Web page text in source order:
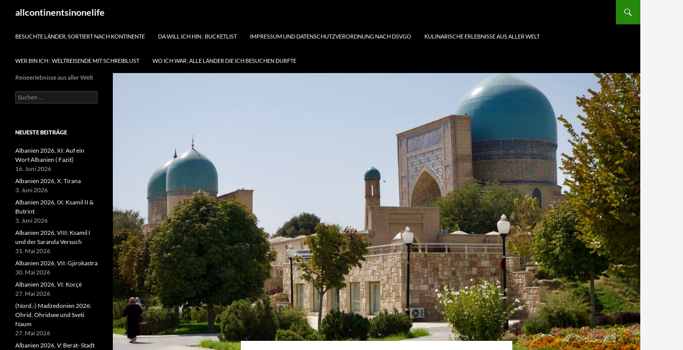
Inhaltallcontinentsinonelife
BESUCHTE LÄNDER, SORTIERT NACH KONTINENTE DA WILL ICH HIN : BUCKETLIST IMPRESSUM UND DATENSCHUTZVERORDNUNG NACH DSVGO KULINARISCHE ERLEBNISSE AUS ALLER WELT
WER BIN ICH : WELTREISENDE MIT SCHREIBLUST WO ICH WAR: ALLE LÄNDER DIE ICH BESUCHEN DURFTE
Reiseerlebnisse aus aller Welt
Suchen
nach:
NEUESTE BEITRÄGE
Albanien 2026, XI: Auf ein
Wort Albanien ( Fazit)
16. Juni 2026
Albanien 2026, X: Tirana
3. Juni 2026
Albanien 2026, IX: Ksamil II &
Butrint
3. Juni 2026
Albanien 2026, VIII: Ksamil I
und der Saranda Versuch
31. Mai 2026
Albanien 2026, VII: Gjirokastra
30. Mai 2026
Albanien 2026, VI: Korçë
27. Mai 2026
(Nord,-) Madzedonien 2026:
Ohrid, Ohridsee und Sveti
Naum
27. Mai 2026
Albanien 2026, V: Berat- Stadt